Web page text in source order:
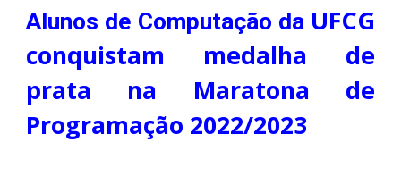
Alunos de Computação da UFCG
conquistam medalha de
prata na Maratona de
Programação 2022/2023